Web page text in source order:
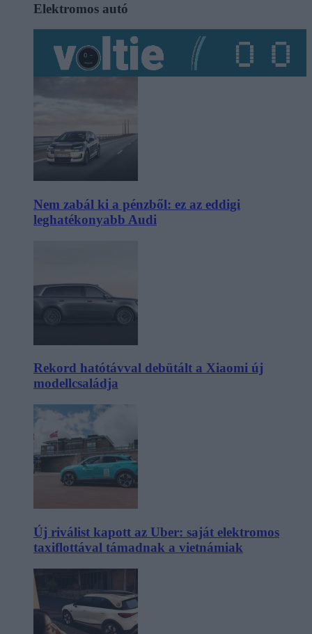
Elektromos autó
Nem zabál ki a pénzből: ez az eddigi
leghatékonyabb Audi
Rekord hatótávval debütált a Xiaomi új
modellcsaládja
Új riválist kapott az Uber: saját elektromos
taxiflottával támadnak a vietnámiak